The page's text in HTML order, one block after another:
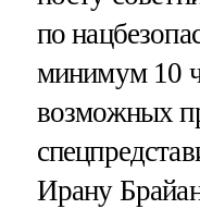
по
минимум 10
возможных
Ирану